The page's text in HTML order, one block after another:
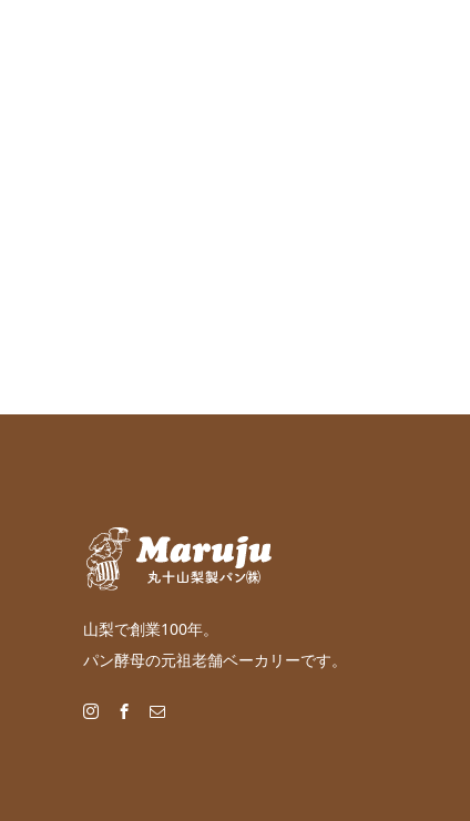
山梨で創業100年。
パン酵母の元祖老舗ベーカリーです。